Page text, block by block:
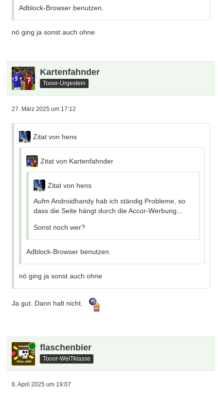
Adblock-Browser benutzen.
nö ging ja sonst auch ohne
Kartenfahnder
Tooor-Urgestein
27. März 2025 um 17:12
Zitat von hens
Zitat von Kartenfahnder
Zitat von hens
Aufm Androidhandy hab ich ständig Probleme, so
dass die Seite hängt durch die Accor-Werbung...
Sonst noch wer?
Adblock-Browser benutzen.
nö ging ja sonst auch ohne
Ja gut. Dann halt nicht.
Online flaschenbier
Tooor-WelTklasse
8. April 2025 um 19:07